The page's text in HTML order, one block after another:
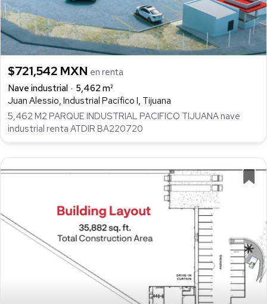
$721,542 MXN en renta
Nave industrial
5,462 m²
Juan Alessio, Industrial Pacífico I, Tijuana
5,462 M2 PARQUE INDUSTRIAL PACIFICO TIJUANA nave
industrial renta ATDIR BA220720